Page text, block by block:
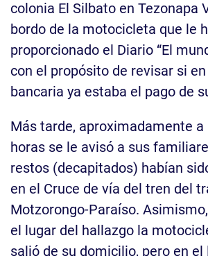
colonia El Silbato en Tezonapa
bordo de la motocicleta que le
proporcionado el Diario “El
con el propósito de revisar si
bancaria ya estaba el pago de
Más tarde, aproximadamente a
horas se le avisó a sus
restos (decapitados) habían
en el Cruce de vía del tren del
Motzorongo-Paraíso.
el lugar del hallazgo la
salió de su domicilio, pero en el